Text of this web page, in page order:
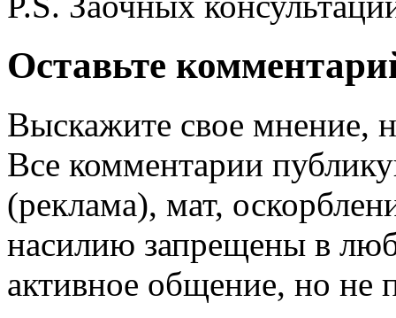
Оставьте
Выскажите свое мнение,
Все комментарии
(реклама), мат,
насилию запрещены в
активное общение, но не